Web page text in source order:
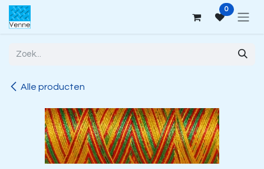
Overslaan naar inhoud 0
Alle producten